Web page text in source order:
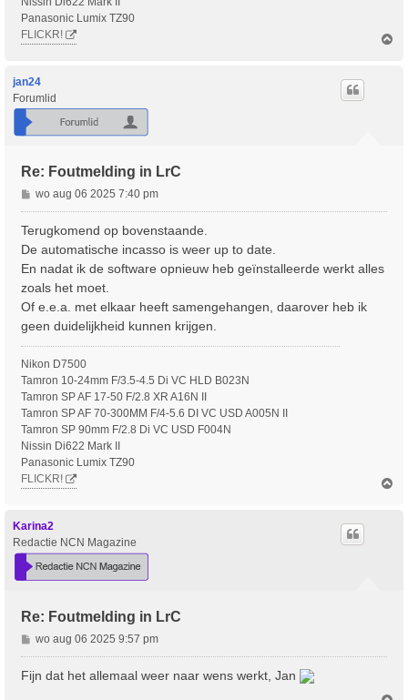
Panasonic Lumix TZ90
FLICKR!
jan24
Forumlid
Re: Foutmelding in LrC
B
e
r
c
h
t
wo aug 06 2025 7:40 pm
Terugkomend op bovenstaande.
De automatische incasso is weer up to date.
En nadat ik de software opnieuw heb geïnstalleerde werkt alles
zoals het moet.
Of e.e.a. met elkaar heeft samengehangen, daarover heb ik
geen duidelijkheid kunnen krijgen.
Nikon D7500
Tamron 10-24mm F/3.5-4.5 Di VC HLD B023N
Tamron SP AF 17-50 F/2.8 XR A16N II
Tamron SP AF 70-300MM F/4-5.6 DI VC USD A005N II
Tamron SP 90mm F/2.8 Di VC USD F004N
Nissin Di622 Mark II
Panasonic Lumix TZ90
FLICKR!
Karina2
Redactie NCN Magazine
Re: Foutmelding in LrC
B
e
r
i
wo aug 06 2025 9:57 pm
Fijn dat het allemaal weer naar wens werkt, Jan